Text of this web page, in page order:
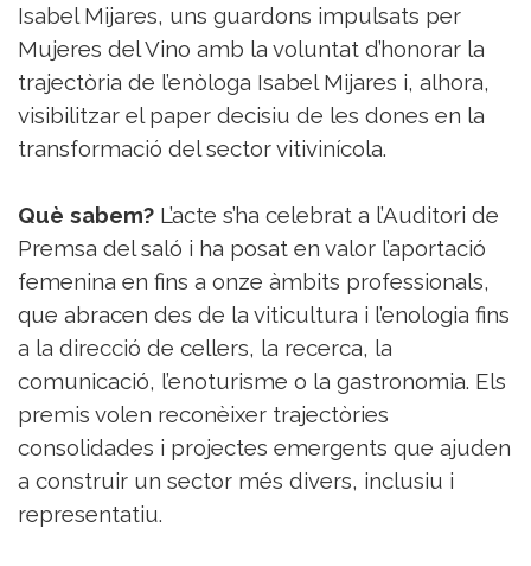
Isabel Mijares, uns guardons impulsats per
Mujeres del Vino amb la voluntat d’honorar la
trajectòria de l’enòloga Isabel Mijares i, alhora,
visibilitzar el paper decisiu de les dones en la
transformació del sector vitivinícola.
Què sabem? L’acte s’ha celebrat a l’Auditori de
Premsa del saló i ha posat en valor l’aportació
femenina en fins a onze àmbits professionals,
que abracen des de la viticultura i l’enologia fins
a la direcció de cellers, la recerca, la
comunicació, l’enoturisme o la gastronomia. Els
premis volen reconèixer trajectòries
consolidades i projectes emergents que ajuden
a construir un sector més divers, inclusiu i
representatiu.